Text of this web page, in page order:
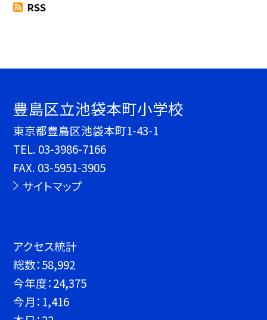
RSS
豊島区立池袋本町小学校
東京都豊島区池袋本町1-43-1
TEL. 03-3986-7166
FAX. 03-5951-3905
サイトマップ
アクセス統計
総数：58,992
今年度：24,375
今月： 1,416